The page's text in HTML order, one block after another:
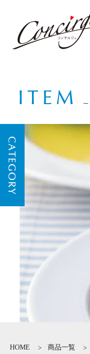
HOME 商品一覧
CATEGORY